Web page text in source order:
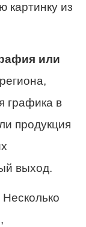
картинку из
или
графика в
продукция
выход.
Несколько